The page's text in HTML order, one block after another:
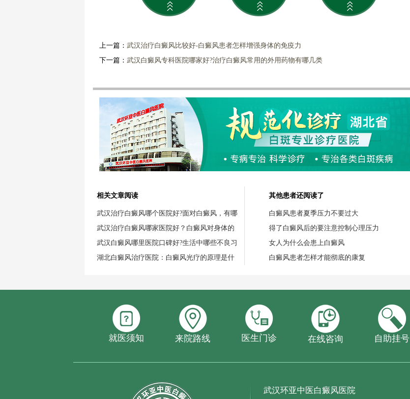
上一篇： 武汉治疗白癜风比较好-白癜风患者怎样增强身体的免疫力
下一篇： 武汉白癜风专科医院哪家好?治疗白癜风常用的外用药物有哪几类
相关文章阅读
武汉治疗白癜风哪个医院好?面对白癜风，有哪
武汉治疗白癜风哪家医院好？白癜风对身体的
武汉白癜风哪里医院口碑好?生活中哪些不良习
湖北白癜风治疗医院：白癜风光疗的原理是什
其他患者还阅读了
白癜风患者夏季压力不要过大
得了白癜风后的要注意控制心理压力
女人为什么会患上白癜风
白癜风患者怎样才能彻底的康复
就医须知 来院路线 医生门诊 在线咨询 自助挂号
武汉环亚中医白癜风医院